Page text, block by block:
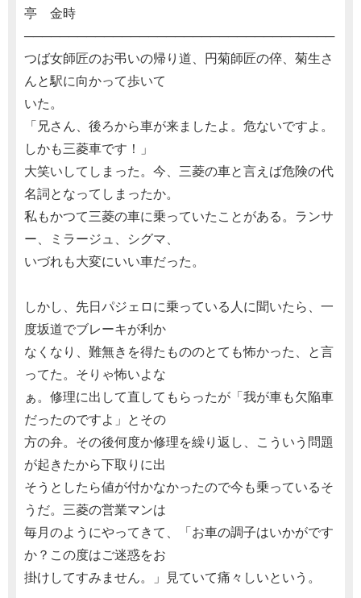
亭 金時
───────────────────────────────────
つば女師匠のお弔いの帰り道、円菊師匠の倅、菊生さ
んと駅に向かって歩いて
いた。
「兄さん、後ろから車が来ましたよ。危ないですよ。
しかも三菱車です！」
大笑いしてしまった。今、三菱の車と言えば危険の代
名詞となってしまったか。
私もかつて三菱の車に乗っていたことがある。ランサ
ー、ミラージュ、シグマ、
いづれも大変にいい車だった。
しかし、先日パジェロに乗っている人に聞いたら、一
度坂道でブレーキが利か
なくなり、難無きを得たもののとても怖かった、と言
ってた。そりゃ怖いよな
ぁ。修理に出して直してもらったが「我が車も欠陥車
だったのですよ」とその
方の弁。その後何度か修理を繰り返し、こういう問題
が起きたから下取りに出
そうとしたら値が付かなかったので今も乗っているそ
うだ。三菱の営業マンは
毎月のようにやってきて、「お車の調子はいかがです
か？この度はご迷惑をお
掛けしてすみません。」見ていて痛々しいという。